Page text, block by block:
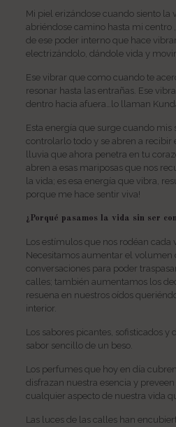
Mi piel erizándose cuando siento la
abriéndose camino hasta mi centro
de ese poder interno que hace
electrizándolo, dándole vida y
Ese vibrar que como cuando te
resonar hasta las entrañas. Ese
dentro hacia afuera…lo llaman
Esta energía que surge cuando mis
controlarlo todo y se abren a recibir
lluvia que ahora penetra en tu
abren a esas mariposas que nos
la vida; es esa energía que vibra,
porque me hace sentir viva!
¿Porqué pasamos la vida sin ser
Los estímulos que nos rodéan cada
Necesitamos aumentar el volumen
conversaciones para poder
calles; también aumentamos los
resuena en nuestros oídos
interior.
Los sabores picantes, sofisticados y
sabor sencillo de un beso.
Los perfumes que hoy en día
disfrazan nuestra esencia y
cualquier aspecto de nuestra vida
Las luces de las calles han